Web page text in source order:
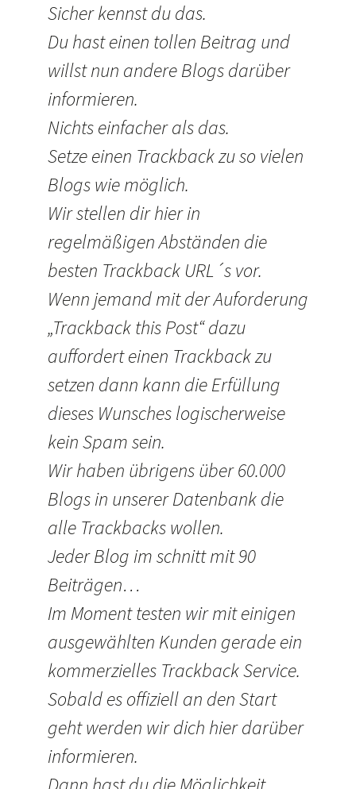
Sicher kennst du das.
Du hast einen tollen Beitrag und
willst nun andere Blogs darüber
informieren.
Nichts einfacher als das.
Setze einen Trackback zu so vielen
Blogs wie möglich.
Wir stellen dir hier in
regelmäßigen Abständen die
besten Trackback URL´s vor.
Wenn jemand mit der Auforderung
„Trackback this Post“ dazu
auffordert einen Trackback zu
setzen dann kann die Erfüllung
dieses Wunsches logischerweise
kein Spam sein.
Wir haben übrigens über 60.000
Blogs in unserer Datenbank die
alle Trackbacks wollen.
Jeder Blog im schnitt mit 90
Beiträgen…
Im Moment testen wir mit einigen
ausgewählten Kunden gerade ein
kommerzielles Trackback Service.
Sobald es offiziell an den Start
geht werden wir dich hier darüber
informieren.